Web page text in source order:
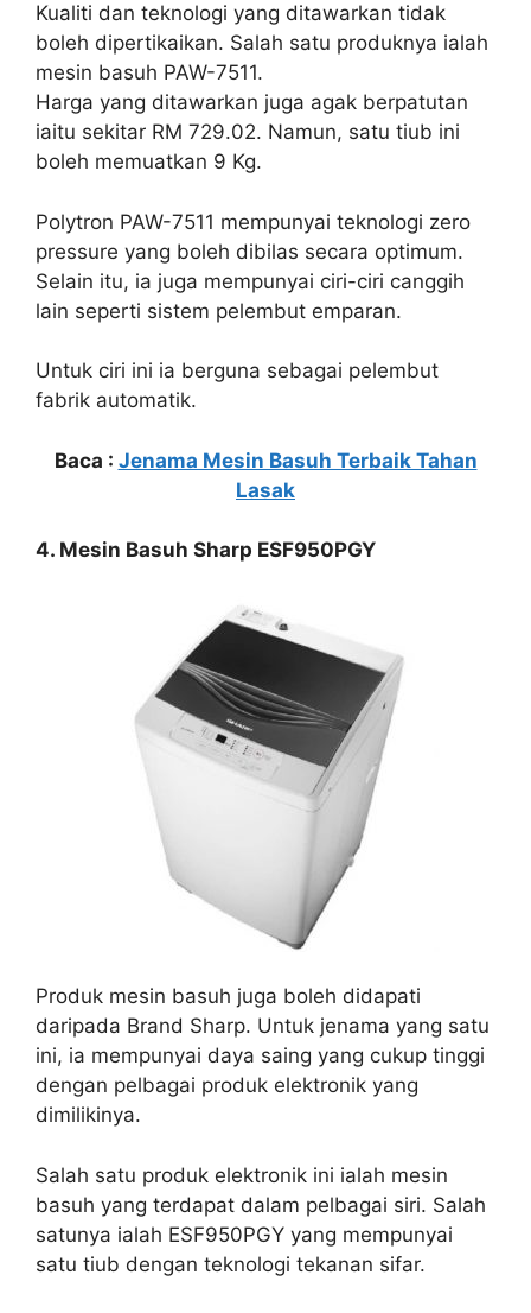
Kualiti dan teknologi yang ditawarkan tidak
boleh dipertikaikan. Salah satu produknya ialah
mesin basuh PAW-7511.
Harga yang ditawarkan juga agak berpatutan
iaitu sekitar RM 729.02. Namun, satu tiub ini
boleh memuatkan 9 Kg.
Polytron PAW-7511 mempunyai teknologi zero
pressure yang boleh dibilas secara optimum.
Selain itu, ia juga mempunyai ciri-ciri canggih
lain seperti sistem pelembut emparan.
Untuk ciri ini ia berguna sebagai pelembut
fabrik automatik.
Baca : Jenama Mesin Basuh Terbaik Tahan
Lasak
4. Mesin Basuh Sharp ESF950PGY
Produk mesin basuh juga boleh didapati
daripada Brand Sharp. Untuk jenama yang satu
ini, ia mempunyai daya saing yang cukup tinggi
dengan pelbagai produk elektronik yang
dimilikinya.
Salah satu produk elektronik ini ialah mesin
basuh yang terdapat dalam pelbagai siri. Salah
satunya ialah ESF950PGY yang mempunyai
satu tiub dengan teknologi tekanan sifar.